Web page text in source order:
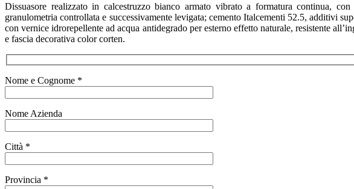
Dissuasore realizzato in calcestruzzo bianco armato vibrato a formatura continua,
granulometria controllata e successivamente levigata; cemento Italcementi 52.5, additivi
con vernice idrorepellente ad acqua antidegrado per esterno effetto naturale, resistente
e fascia decorativa color corten.
Nome e Cognome *
Nome Azienda
Città *
Provincia *